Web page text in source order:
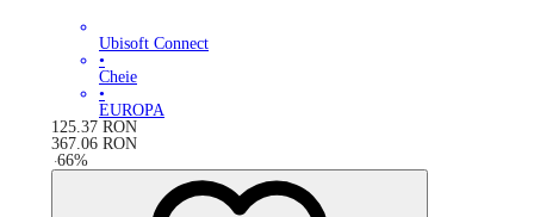
Ubisoft Connect
•
Cheie
•
EUROPA
125.37 RON
367.06 RON
-66%